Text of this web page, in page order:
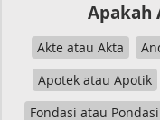
Apakah
Akte atau Akta
Apotek atau Apotik
Fondasi atau Pondasi